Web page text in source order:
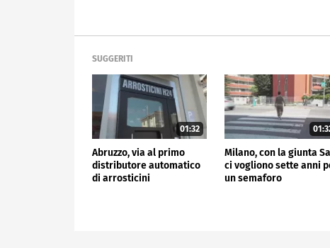
SUGGERITI
01:32
Abruzzo, via al primo
distributore automatico
di arrosticini
Milano, con la giunta
ci vogliono sette anni
un semaforo